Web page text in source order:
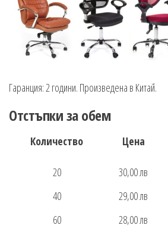
Гаранция: 2 години. Произведена в Китай.
Отстъпки за обем
Количество Цена
20 30,00 лв
40
29,00 лв
60
28,00 лв